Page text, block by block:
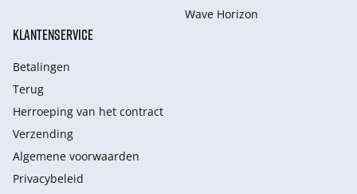
Wave Horizon
KLANTENSERVICE
Betalingen
Terug
Herroeping van het contract
Verzending
Algemene voorwaarden
Privacybeleid